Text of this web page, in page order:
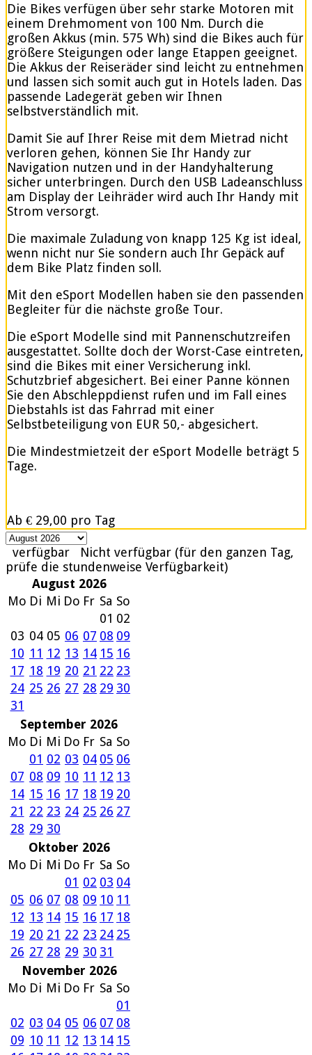
Die Bikes verfügen über sehr starke Motoren mit
einem Drehmoment von 100 Nm. Durch die
großen Akkus (min. 575 Wh) sind die Bikes auch für
größere Steigungen oder lange Etappen geeignet.
Die Akkus der Reiseräder sind leicht zu entnehmen
und lassen sich somit auch gut in Hotels laden. Das
passende Ladegerät geben wir Ihnen
selbstverständlich mit.
Damit Sie auf Ihrer Reise mit dem Mietrad nicht
verloren gehen, können Sie Ihr Handy zur
Navigation nutzen und in der Handyhalterung
sicher unterbringen. Durch den USB Ladeanschluss
am Display der Leihräder wird auch Ihr Handy mit
Strom versorgt.
Die maximale Zuladung von knapp 125 Kg ist ideal,
wenn nicht nur Sie sondern auch Ihr Gepäck auf
dem Bike Platz finden soll.
Mit den eSport Modellen haben sie den passenden
Begleiter für die nächste große Tour.
Die eSport Modelle sind mit Pannenschutzreifen
ausgestattet. Sollte doch der Worst-Case eintreten,
sind die Bikes mit einer Versicherung inkl.
Schutzbrief abgesichert. Bei einer Panne können
Sie den Abschleppdienst rufen und im Fall eines
Diebstahls ist das Fahrrad mit einer
Selbstbeteiligung von EUR 50,- abgesichert.
Die Mindestmietzeit der eSport Modelle beträgt 5
Tage.
Ab € 29,00 pro Tag
verfügbar
Nicht verfügbar (für den ganzen Tag,
prüfe die stundenweise Verfügbarkeit)
August 2026
Mo Di Mi Do Fr Sa So
01 02
03 04 05 06 07 08 09
10 11 12 13 14 15 16
17 18 19 20 21 22 23
24 25 26 27 28 29 30
31
September 2026
Mo Di Mi Do Fr Sa So
01 02 03 04 05 06
07 08 09 10 11 12 13
14 15 16 17 18 19 20
21 22 23 24 25 26 27
28 29 30
Oktober 2026
Mo Di Mi Do Fr Sa So
01 02 03 04
05 06 07 08 09 10 11
12 13 14 15 16 17 18
19 20 21 22 23 24 25
26 27 28 29 30 31
November 2026
Mo Di Mi Do Fr Sa So
01
02 03 04 05 06 07 08
09 10 11 12 13 14 15